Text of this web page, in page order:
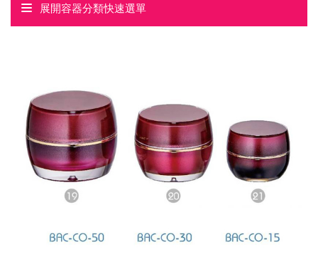
展開容器分類快速選單